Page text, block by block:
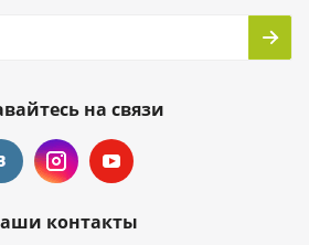
на связи
контакты